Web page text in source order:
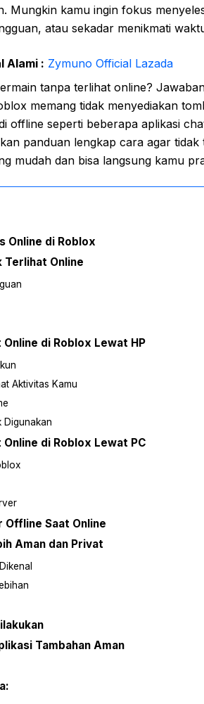
Mungkin kamu ingin fokus
atau sekadar menikmati
Alami : Zymuno Official Lazada
tanpa terlihat online?
memang tidak menyediakan
offline seperti beberapa aplikasi
panduan lengkap cara agar tidak
mudah dan bisa langsung kamu
Online di Roblox
Terlihat Online
di Roblox Lewat HP
Aktivitas Kamu
Digunakan
di Roblox Lewat PC
Offline Saat Online
Aman dan Privat
Tambahan Aman